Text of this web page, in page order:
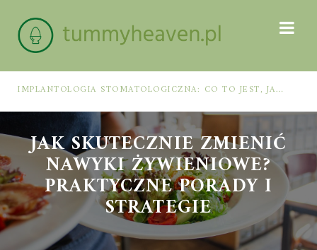
IMPLANTOLOGIA STOMATOLOGICZNA: CO TO JEST, JAK WYGLĄDA PROCES IMPLANTACJI I GOJENIA ORAZ DLA KOGO MA ZASTOSOWANIE
JAK SKUTECZNIE ZMIENIĆ
NAWYKI ŻYWIENIOWE?
PRAKTYCZNE PORADY I
STRATEGIE